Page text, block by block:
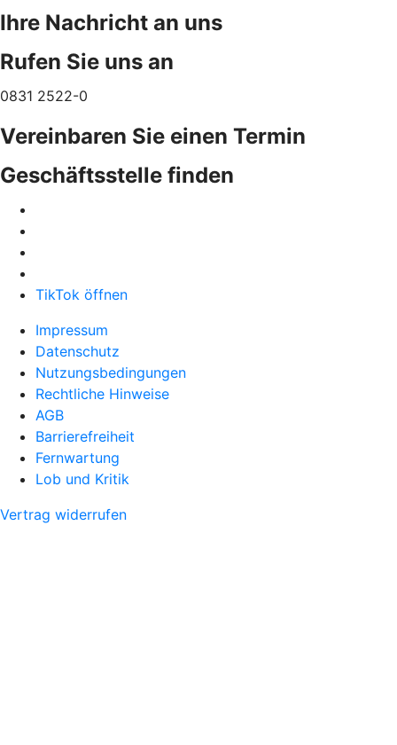
Ihre Nachricht an uns
Rufen Sie uns an
0831 2522-0
Vereinbaren Sie einen Termin
Geschäftsstelle finden
TikTok öffnen
Impressum
Datenschutz
Nutzungsbedingungen
Rechtliche Hinweise
AGB
Barrierefreiheit
Fernwartung
Lob und Kritik
Vertrag widerrufen